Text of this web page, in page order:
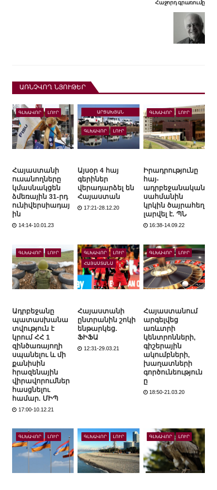
Հաջորդ գրառումը
ԱՌՆՉՎՈՂ ՆՅՈՒԹԵՐ
ԳԼԽԱՎՈՐ ԼՈՒՐ
Հայաստանի
ուսանողները
կմասնակցեն
ձմեռային 31-րդ
ունիվերսիադայ
ին
14:14-10.01.23
ԱՐՑԱԽՅԱՆ
ՊԱՏԵՐԱԶՄ-2020
ԳԼԽԱՎՈՐ ԼՈՒՐ
Այսօր 4 հայ
գերիներ
վերադարձել են
Հայաստան
17:21-28.12.20
ԳԼԽԱՎՈՐ ԼՈՒՐ
Իրադրությունը
հայ-
ադրբեջանական
սահմանին
կրկին ծայրահեղ
լարվել է. ՊՆ
16:38-14.09.22
ԳԼԽԱՎՈՐ ԼՈՒՐ
Ադրբեջանը
պատասխանա
տվություն է
կրում ՀՀ 1
զինծառայողի
սպանելու և մի
քանիսին
հրազենային
վիրավորումներ
հասցնելու
համար. ՄԻՊ
17:00-10.12.21
ԳԼԽԱՎՈՐ ԼՈՒՐ
ՀԱՅԱՍՏԱՆՍ
Հայաստանի
ընտրանին շոկի
ենթարկեց.
ՖԻՖԱ
12:31-29.03.21
ԳԼԽԱՎՈՐ ԼՈՒՐ
Հայաստանում
արգելվեց
առևտրի
կենտրոնների,
գիշերային
ակումբների,
խաղատների
գործունեություն
ը
18:50-21.03.20
ԳԼԽԱՎՈՐ ԼՈՒՐ ԳԼԽԱՎՈՐ ԼՈՒՐ ԳԼԽԱՎՈՐ ԼՈՒՐ